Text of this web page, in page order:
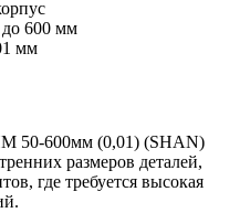
до 600 мм
мм
50-600мм (0,01) (SHAN)
размеров деталей,
где требуется высокая